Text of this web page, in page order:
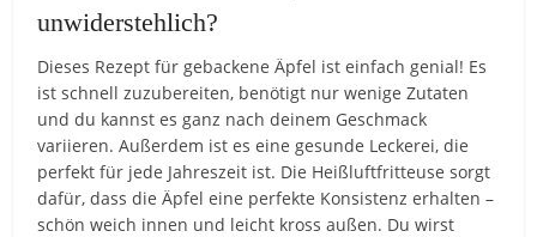
unwiderstehlich?
Dieses Rezept für gebackene Äpfel ist einfach genial! Es
ist schnell zuzubereiten, benötigt nur wenige Zutaten
und du kannst es ganz nach deinem Geschmack
variieren. Außerdem ist es eine gesunde Leckerei, die
perfekt für jede Jahreszeit ist. Die Heißluftfritteuse sorgt
dafür, dass die Äpfel eine perfekte Konsistenz erhalten –
schön weich innen und leicht kross außen. Du wirst